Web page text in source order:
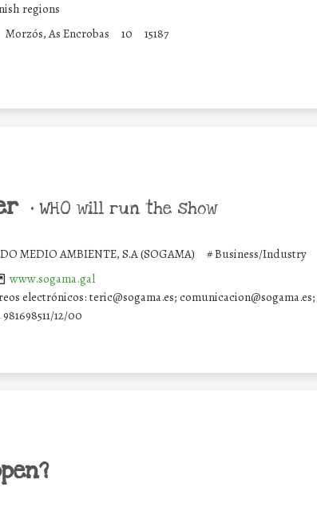
regions
Morzós, As Encrobas 10 15187
• WHO will run the show
MEDIO AMBIENTE, S.A (SOGAMA) #Business/Industry
www.sogama.gal
electrónicos: teric@sogama.es; comunicacion@sogama.es;
12/00